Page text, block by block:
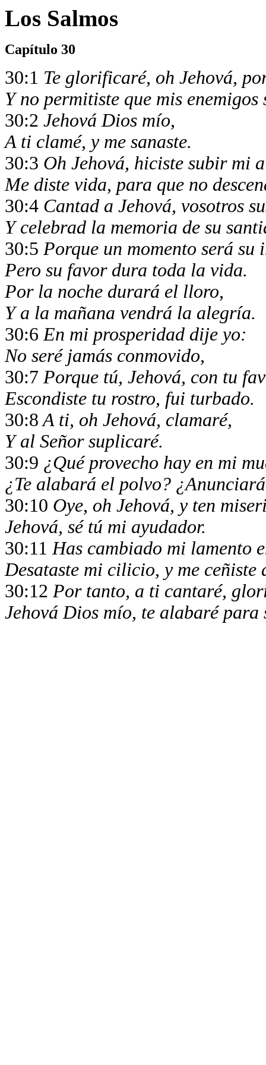
Los Salmos
Capítulo 30
30:1 Te glorificaré, oh Jehová,
Y no permitiste que mis
30:2 Jehová Dios mío,
A ti clamé, y me sanaste.
30:3 Oh Jehová, hiciste subir mi
Me diste vida, para que no
30:4 Cantad a Jehová, vosotros
Y celebrad la memoria de su
30:5 Porque un momento será su
Pero su favor dura toda la vida.
Por la noche durará el lloro,
Y a la mañana vendrá la alegría.
30:6 En mi prosperidad dije yo:
No seré jamás conmovido,
30:7 Porque tú, Jehová, con tu
Escondiste tu rostro, fui turbado.
30:8A ti, oh Jehová, clamaré,
Y al Señor suplicaré.
30:9 ¿Qué provecho hay en mi
¿Te alabará el polvo?
30:10 Oye, oh Jehová, y ten
Jehová, sé tú mi ayudador.
30:11 Has cambiado mi lamento
Desataste mi cilicio, y me ceñiste
30:12 Por tanto, a ti cantaré,
Jehová Dios mío, te alabaré para